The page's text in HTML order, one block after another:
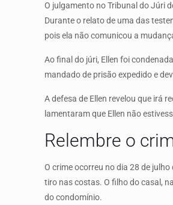
O julgamento no Tribunal do Júri
Durante o relato de uma das
pois ela não comunicou a
Ao final do júri, Ellen foi
mandado de prisão expedido e
A defesa de Ellen revelou que irá
lamentaram que Ellen não
Relembre o
O crime ocorreu no dia 28 de
tiro nas costas. O filho do casal,
do condomínio.